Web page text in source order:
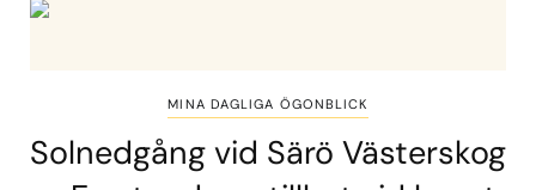
MINA DAGLIGA ÖGONBLICK
Solnedgång vid Särö Västerskog